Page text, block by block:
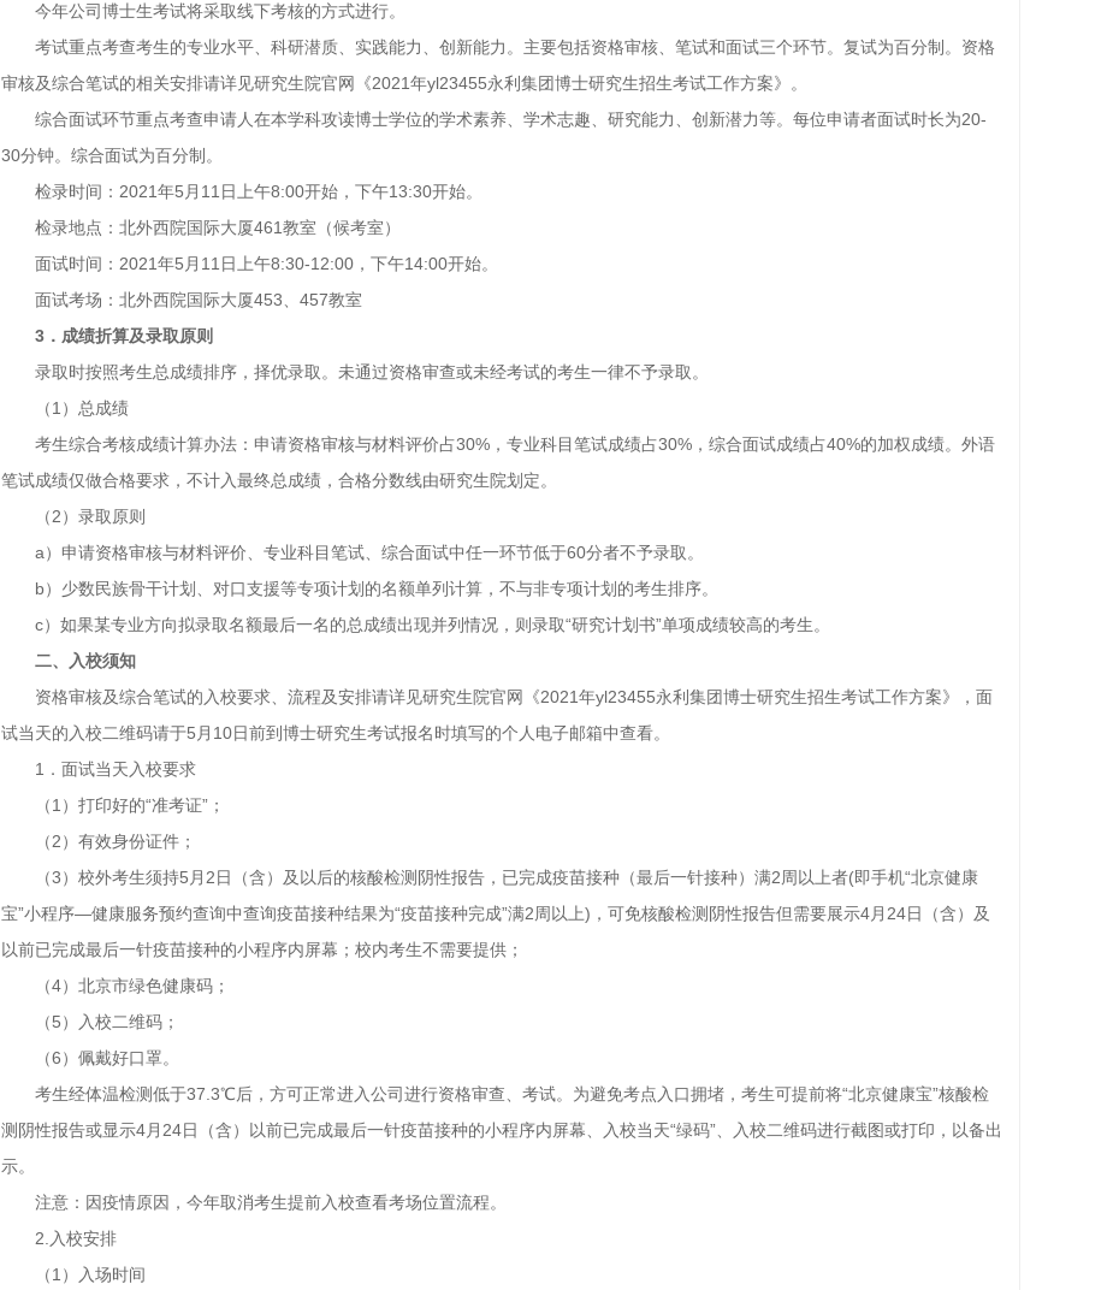
今年公司博士生考试将采取线下考核的方式进行。
考试重点考查考生的专业水平、科研潜质、实践能力、创新能力。主要包括资格审核、笔试和面试三个环节。复试为百分制。资格
审核及综合笔试的相关安排请详见研究生院官网《2021年yl23455永利集团博士研究生招生考试工作方案》。
综合面试环节重点考查申请人在本学科攻读博士学位的学术素养、学术志趣、研究能力、创新潜力等。每位申请者面试时长为20-
30分钟。综合面试为百分制。
检录时间：2021年5月11日上午8:00开始，下午13:30开始。
检录地点：北外西院国际大厦461教室（候考室）
面试时间：2021年5月11日上午8:30-12:00，下午14:00开始。
面试考场：北外西院国际大厦453、457教室
3．成绩折算及录取原则
录取时按照考生总成绩排序，择优录取。未通过资格审查或未经考试的考生一律不予录取。
（1）总成绩
考生综合考核成绩计算办法：申请资格审核与材料评价占30%，专业科目笔试成绩占30%，综合面试成绩占40%的加权成绩。外语
笔试成绩仅做合格要求，不计入最终总成绩，合格分数线由研究生院划定。
（2）录取原则
a）申请资格审核与材料评价、专业科目笔试、综合面试中任一环节低于60分者不予录取。
b）少数民族骨干计划、对口支援等专项计划的名额单列计算，不与非专项计划的考生排序。
c）如果某专业方向拟录取名额最后一名的总成绩出现并列情况，则录取“研究计划书”单项成绩较高的考生。
二、入校须知
资格审核及综合笔试的入校要求、流程及安排请详见研究生院官网《2021年yl23455永利集团博士研究生招生考试工作方案》，面
试当天的入校二维码请于5月10日前到博士研究生考试报名时填写的个人电子邮箱中查看。
1．面试当天入校要求
（1）打印好的“准考证”；
（2）有效身份证件；
（3）校外考生须持5月2日（含）及以后的核酸检测阴性报告，已完成疫苗接种（最后一针接种）满2周以上者(即手机“北京健康
宝”小程序—健康服务预约查询中查询疫苗接种结果为“疫苗接种完成”满2周以上)，可免核酸检测阴性报告但需要展示4月24日（含）及
以前已完成最后一针疫苗接种的小程序内屏幕；校内考生不需要提供；
（4）北京市绿色健康码；
（5）入校二维码；
（6）佩戴好口罩。
考生经体温检测低于37.3℃后，方可正常进入公司进行资格审查、考试。为避免考点入口拥堵，考生可提前将“北京健康宝”核酸检
测阴性报告或显示4月24日（含）以前已完成最后一针疫苗接种的小程序内屏幕、入校当天“绿码”、入校二维码进行截图或打印，以备出
示。
注意：因疫情原因，今年取消考生提前入校查看考场位置流程。
2.入校安排
（1）入场时间